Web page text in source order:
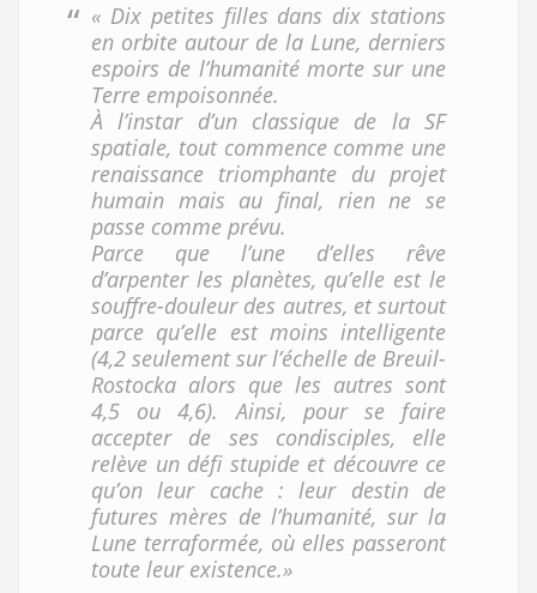
« Dix petites filles dans dix stations
en orbite autour de la Lune, derniers
espoirs de l’humanité morte sur une
Terre empoisonnée.
À l’instar d’un classique de la SF
spatiale, tout commence comme une
renaissance triomphante du projet
humain mais au final, rien ne se
passe comme prévu.
Parce que l’une d’elles rêve
d’arpenter les planètes, qu’elle est le
souffre-douleur des autres, et surtout
parce qu’elle est moins intelligente
(4,2 seulement sur l’échelle de Breuil-
Rostocka alors que les autres sont
4,5 ou 4,6). Ainsi, pour se faire
accepter de ses condisciples, elle
relève un défi stupide et découvre ce
qu’on leur cache : leur destin de
futures mères de l’humanité, sur la
Lune terraformée, où elles passeront
toute leur existence.»